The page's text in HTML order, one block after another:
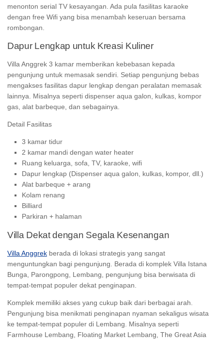
menonton serial TV kesayangan. Ada pula fasilitas karaoke
dengan free Wifi yang bisa menambah keseruan bersama
rombongan.
Dapur Lengkap untuk Kreasi Kuliner
Villa Anggrek 3 kamar memberikan kebebasan kepada
pengunjung untuk memasak sendiri. Setiap pengunjung bebas
mengakses fasilitas dapur lengkap dengan peralatan memasak
lainnya. Misalnya seperti dispenser aqua galon, kulkas, kompor
gas, alat barbeque, dan sebagainya.
Detail Fasilitas
3 kamar tidur
2 kamar mandi dengan water heater
Ruang keluarga, sofa, TV, karaoke, wifi
Dapur lengkap (Dispenser aqua galon, kulkas, kompor, dll.)
Alat barbeque + arang
Kolam renang
Billiard
Parkiran + halaman
Villa Dekat dengan Segala Kesenangan
Villa Anggrek berada di lokasi strategis yang sangat
menguntungkan bagi pengunjung. Berada di komplek Villa Istana
Bunga, Parongpong, Lembang, pengunjung bisa berwisata di
tempat-tempat populer dekat penginapan.
Komplek memiliki akses yang cukup baik dari berbagai arah.
Pengunjung bisa menikmati penginapan nyaman sekaligus wisata
ke tempat-tempat populer di Lembang. Misalnya seperti
Farmhouse Lembang, Floating Market Lembang, The Great Asia